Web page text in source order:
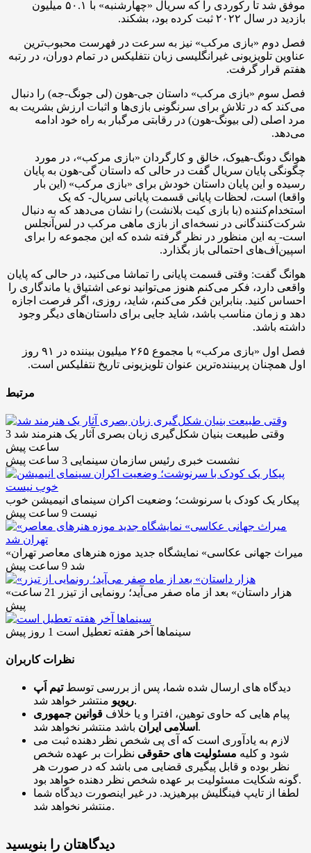
موفق شد تا رکوردی را که سریال «چهارشنبه» با ۵۰.۱ میلیون
بازدید در سال ۲۰۲۲ ثبت کرده بود، بشکند.
فصل دوم «بازی مرکب» نیز به سرعت در فهرست محبوب‌ترین
عناوین تلویزیونی غیرانگلیسی زبان نتفلیکس در تمام دوران، در رتبه
هفتم قرار گرفت.
فصل سوم «بازی مرکب» داستان جی-هون (لی جونگ-جه) را دنبال
می‌کند که در تلاش برای سرنگونی بازی‌ها و اثبات ارزش بشریت به
مرد اصلی (لی بیونگ-هون) در رقابتی مرگبار به راه خود ادامه
می‌دهد.
هوانگ دونگ-هیوک، خالق و کارگردان «بازی مرکب»، در مورد
چگونگی پایان سریال گفت در حالی که داستان گی-هون به پایان
رسیده و این پایان داستان خودش برای «بازی مرکب» (این بار
واقعا) است، لحظات پایانی قسمت پایانی سریال- که یک
استخدام‌کننده (با بازی کیت بلانشت) را نشان می‌دهد که به دنبال
شرکت‌کنندگانی در نسخه‌ای از بازی ماهی مرکب در لس‌آنجلس
است- به این منظور در نظر گرفته شده که این مجموعه را برای
اسپین‌آف‌های احتمالی باز بگذارد.
هوانگ گفت: وقتی قسمت پایانی را تماشا می‌کنید، در حالی که پایان
واقعی دارد، فکر می‌کنم هنوز می‌توانید نوعی اشتیاق یا ماندگاری را
احساس کنید. بنابراین فکر می‌کنم، شاید، روزی، اگر فرصت اجازه
دهد و زمان مناسب باشد، شاید جایی برای داستان‌های دیگر وجود
داشته باشد.
فصل اول «بازی مرکب» با مجموع ۲۶۵ میلیون بیننده در ۹۱ روز
اول همچنان پربیننده‌ترین عنوان تلویزیونی تاریخ نتفلیکس است.
مرتبط
وقتی طبیعت بنیان شکل‌گیری زبان بصری آثار یک هنرمند شد 3
ساعت پیش
نشست خبری رئیس سازمان سینمایی 3 ساعت پیش
پیکار یک کودک با سرنوشت؛ وضعیت اکران سینمای انیمیشن خوب
نیست 9 ساعت پیش
«میراث جهانی عکاسی» نمایشگاه جدید موزه هنرهای معاصر تهران
شد 9 ساعت پیش
«هزار داستان» بعد از ماه صفر می‌آید؛ رونمایی از تیزر
21 ساعت
پیش
سینماها آخر هفته تعطیل است 1 روز پیش
نظرات کاربران
دیدگاه های ارسال شده شما، پس از بررسی توسطتیم اَپ
ریویومنتشر خواهد شد.
پیام هایی که حاوی توهین، افترا و یا خلاف قوانین جمهوری
اسلامی ایران باشد منتشر نخواهد شد.
لازم به یادآوری است که آی پی شخص نظر دهنده ثبت می
شود و کلیه مسئولیت های حقوقی نظرات بر عهده شخص
نظر بوده و قابل پیگیری قضایی می باشد که در صورت هر
گونه شکایت مسئولیت بر عهده شخص نظر دهنده خواهد بود.
لطفا از تایپ فینگلیش بپرهیزید. در غیر اینصورت دیدگاه شما
منتشر نخواهد شد.
دیدگاهتان را بنویسید